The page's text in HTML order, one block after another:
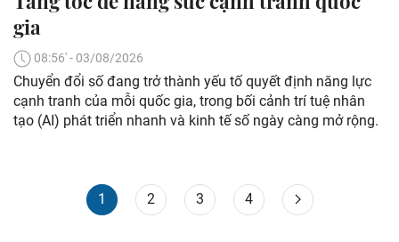
gia
08:56' - 03/08/2026
Chuyển đổi số đang trở thành yếu tố quyết định năng lực
cạnh tranh của mỗi quốc gia, trong bối cảnh trí tuệ nhân
tạo (AI) phát triển nhanh và kinh tế số ngày càng mở rộng.
1 2 3 4